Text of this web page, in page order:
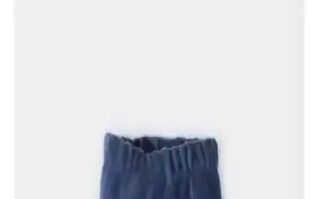
Kışlık giyimde tayt ve pantolon alternatifleri, uygun fiyatlı kabanlar,
rahat üstler ve aksesuarlar ile konfor ve stil dengesi sağlanabilir.
Kumaş seçimi ve beden uyumu da önemlidir.